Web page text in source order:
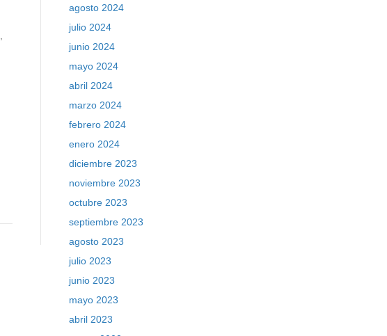
agosto 2024
julio 2024
junio 2024
mayo 2024
abril 2024
marzo 2024
febrero 2024
enero 2024
diciembre 2023
noviembre 2023
octubre 2023
septiembre 2023
agosto 2023
julio 2023
junio 2023
mayo 2023
abril 2023